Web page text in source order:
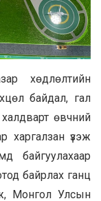
хөдлөлтийн
байдал, гал
өвчний
харгалзан үзэж
байгуулахаар
байрлах ганц
Монгол Улсын